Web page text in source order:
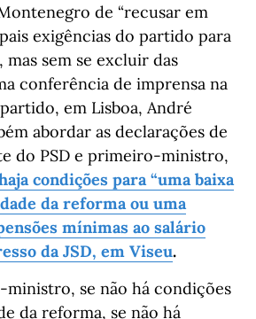
de “recusar em
exigências do partido para
sem se excluir das
conferência de imprensa na
em Lisboa, André
abordar as declarações de
do PSD e primeiro-ministro,
condições para “uma baixa
da reforma ou uma
mínimas ao salário
da JSD, em Viseu.
se não há condições
da reforma, se não há